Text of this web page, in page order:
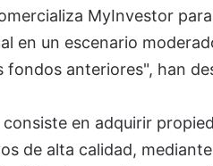
MyInvestor
en un escenario
fondos anteriores", han
en adquirir
de alta calidad,